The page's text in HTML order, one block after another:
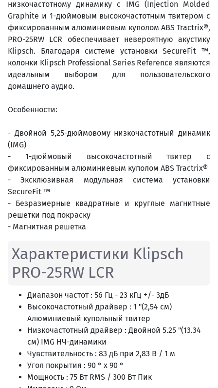
низкочастотному динамику с IMG (Injection Molded
Graphite и 1-дюймовым высокочастотным твитером с
фиксированным алюминиевым куполом ABS Tractrix®,
PRO-25RW LCR обеспечивает невероятную акустику
Klipsch. Благодаря системе установки SecureFit ™,
колонки Klipsch Professional Series Reference являются
идеальным выбором для пользовательского
домашнего аудио.
Особенности:
- Двойной 5,25-дюймовому низкочастотный динамик
(IMG)
- 1-дюймовый высокочастотный твитер с
фиксированным алюминиевым куполом ABS Tractrix®
- Эксклюзивная модульная система установки
SecureFit ™
- Безразмерные квадратные и круглые магнитные
решетки под покраску
- Магнитная решетка
Характеристики Klipsch
PRO-25RW LCR
Диапазон частот : 56 Гц - 23 кГц +/- 3дБ
Высокочастотный драйвер : 1 "(2,54 см)
Алюминиевый купольный твитер
Низкочастотный драйвер : Двойной 5.25 "(13.34
см) IMG НЧ-динамики
Чувствительность : 83 дБ при 2,83 В / 1 м
Угол покрытия : 90 ° x 90 °
Мощность : 75 Вт RMS / 300 Вт Пик